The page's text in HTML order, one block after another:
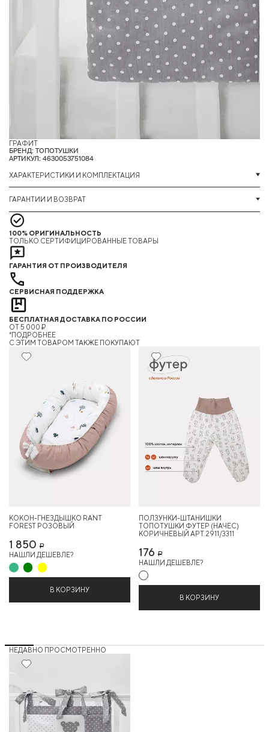
ГРАФИТ
БРЕНД: ТОПОТУШКИ
АРТИКУЛ: 4630053751084
ХАРАКТЕРИСТИКИ И КОМПЛЕКТАЦИЯ
ГАРАНТИИ И ВОЗВРАТ
100% ОРИГИНАЛЬНОСТЬ
ТОЛЬКО СЕРТИФИЦИРОВАННЫЕ ТОВАРЫ
ГАРАНТИЯ ОТ ПРОИЗВОДИТЕЛЯ
СЕРВИСНАЯ ПОДДЕРЖКА
БЕСПЛАТНАЯ ДОСТАВКА ПО РОССИИ
ОТ 5 000 ₽
*ПОДРОБНЕЕ
C ЭТИМ ТОВАРОМ ТАКЖЕ ПОКУПАЮТ
КОКОН-ГНЕЗДЫШКО RANT
FOREST РОЗОВЫЙ
1 850 Р
НАШЛИ ДЕШЕВЛЕ?
В КОРЗИНУ
ПОЛЗУНКИ-ШТАНИШКИ
ТОПОТУШКИ ФУТЕР (НАЧЕС)
КОРИЧНЕВЫЙ АРТ. 2911/3311
176 Р
НАШЛИ ДЕШЕВЛЕ?
В КОРЗИНУ
НЕДАВНО ПРОСМОТРЕННО